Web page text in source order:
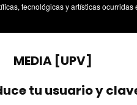
y artísticas ocurridas en los tres